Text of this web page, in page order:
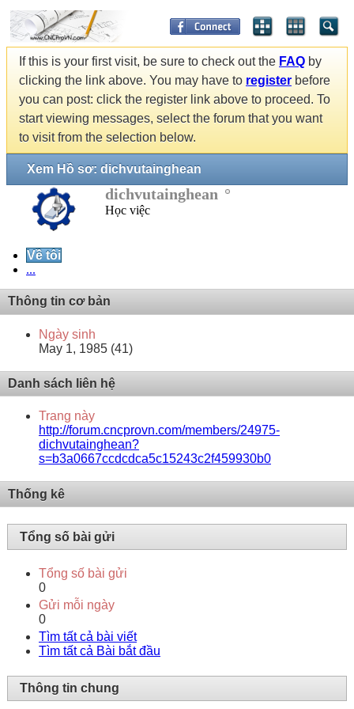
If this is your first visit, be sure to check out the FAQ by
clicking the link above. You may have to register before
you can post: click the register link above to proceed. To
start viewing messages, select the forum that you want
to visit from the selection below.
Xem Hồ sơ: dichvutainghean
dichvutainghean
Học việc
Về tôi
...
Thông tin cơ bản
Ngày sinh
May 1, 1985 (41)
Danh sách liên hệ
Trang này
http://forum.cncprovn.com/members/24975-
dichvutainghean?
s=b3a0667ccdcdca5c15243c2f459930b0
Thống kê
Tổng số bài gửi
Tổng số bài gửi
0
Gửi mỗi ngày
0
Tìm tất cả bài viết
Tìm tất cả Bài bắt đầu
Thông tin chung